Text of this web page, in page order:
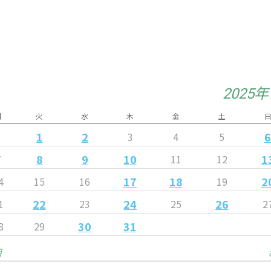
2025
火 水 木 金 土 日
1 2 3 4 5 6
8 9 10 11 12
15 16 17 18 19
22 23 24 25 26
29 30 31